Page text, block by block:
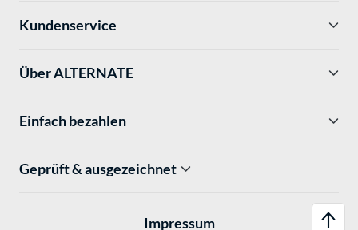
Kundenservice
Über ALTERNATE
Einfach bezahlen
Geprüft & ausgezeichnet
Impressum